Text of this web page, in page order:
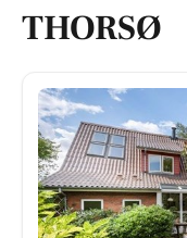
THORSØ